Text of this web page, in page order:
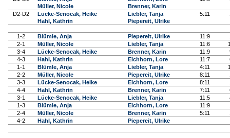
Müller, Nicole
Brenner, Karin
D2-D2
Lücke-Senocak, Heike
Hahl, Kathrin
Liebler, Tanja
Piepereit, Ulrike
5:11
1-2 Blümle, Anja Piepereit, Ulrike 11:9
2-1
Müller, Nicole Liebler, Tanja 11:6
3-4
Lücke-Senocak, Heike Brenner, Karin 11:9
4-3
Hahl, Kathrin Eichhorn, Lore 11:7
1-1
Blümle, Anja Liebler, Tanja 4:11
2-2
Müller, Nicole Piepereit, Ulrike 8:11
3-3
Lücke-Senocak, Heike Eichhorn, Lore 8:11
4-4
Hahl, Kathrin Brenner, Karin 7:11
3-1
Lücke-Senocak, Heike Liebler, Tanja 11:5
1-3
Blümle, Anja Eichhorn, Lore 11:9
2-4
Müller, Nicole Brenner, Karin 5:11
4-2
Hahl, Kathrin Piepereit, Ulrike